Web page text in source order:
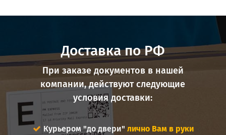
Доставка по РФ
При заказе документов в нашей
компании, действуют следующие
условия доставки:
Курьером "до двери" лично Вам в руки